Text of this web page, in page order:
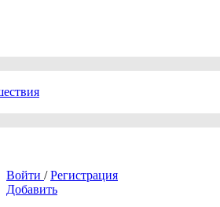
Войти / Регистрация
Добавить